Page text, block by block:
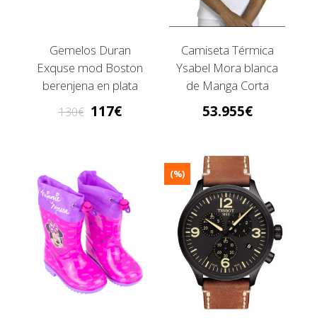
Gemelos Duran
Exquse mod Boston
berenjena en plata
130 117
Camiseta Térmica
Ysabel Mora blanca
de Manga Corta
53.955
(%)